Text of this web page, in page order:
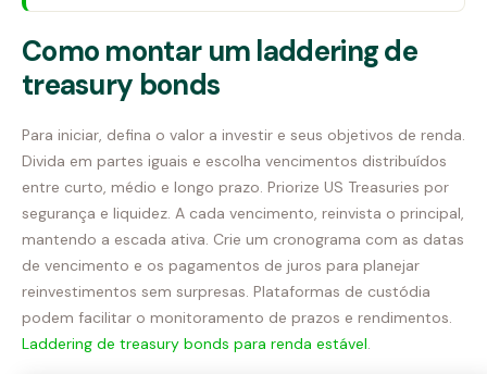
Como montar um laddering de
treasury bonds
Para iniciar, defina o valor a investir e seus objetivos de renda.
Divida em partes iguais e escolha vencimentos distribuídos
entre curto, médio e longo prazo. Priorize US Treasuries por
segurança e liquidez. A cada vencimento, reinvista o principal,
mantendo a escada ativa. Crie um cronograma com as datas
de vencimento e os pagamentos de juros para planejar
reinvestimentos sem surpresas. Plataformas de custódia
podem facilitar o monitoramento de prazos e rendimentos.
Laddering de treasury bonds para renda estável.